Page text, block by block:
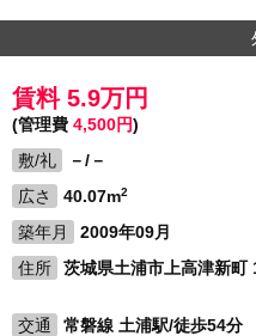
賃料 5.9万円
(管理費 4,500円)
敷/礼
－/－
広さ
40.07m2
築年月
2009年09月
住所
茨城県土浦市上高津新町
交通 常磐線 土浦駅/徒歩54分